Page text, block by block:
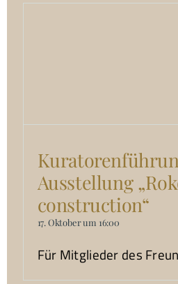
Ausstellung
construction“
17. Oktober um 16:00
Für Mitglieder des